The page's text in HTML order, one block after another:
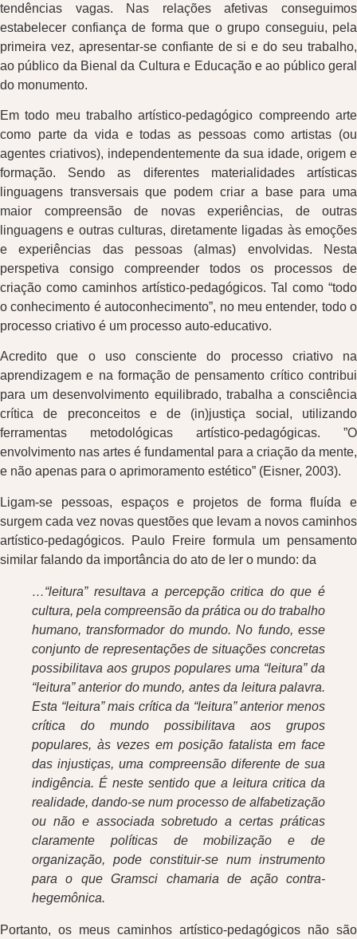
tendências vagas. Nas relações afetivas conseguimos
estabelecer confiança de forma que o grupo conseguiu, pela
primeira vez, apresentar-se confiante de si e do seu trabalho,
ao público da Bienal da Cultura e Educação e ao público geral
do monumento.
Em todo meu trabalho artístico-pedagógico compreendo arte
como parte da vida e todas as pessoas como artistas (ou
agentes criativos), independentemente da sua idade, origem e
formação. Sendo as diferentes materialidades artísticas
linguagens transversais que podem criar a base para uma
maior compreensão de novas experiências, de outras
linguagens e outras culturas, diretamente ligadas às emoções
e experiências das pessoas (almas) envolvidas. Nesta
perspetiva consigo compreender todos os processos de
criação como caminhos artístico-pedagógicos. Tal como “todo
o conhecimento é autoconhecimento”, no meu entender, todo o
processo criativo é um processo auto-educativo.
Acredito que o uso consciente do processo criativo na
aprendizagem e na formação de pensamento crítico contribui
para um desenvolvimento equilibrado, trabalha a consciência
crítica de preconceitos e de (in)justiça social, utilizando
ferramentas metodológicas artístico-pedagógicas. ”O
envolvimento nas artes é fundamental para a criação da mente,
e não apenas para o aprimoramento estético” (Eisner, 2003).
Ligam-se pessoas, espaços e projetos de forma fluída e
surgem cada vez novas questões que levam a novos caminhos
artístico-pedagógicos. Paulo Freire formula um pensamento
similar falando da importância do ato de ler o mundo: da
…“leitura” resultava a percepção critica do que é
cultura, pela compreensão da prática ou do trabalho
humano, transformador do mundo. No fundo, esse
conjunto de representações de situações concretas
possibilitava aos grupos populares uma “leitura” da
“leitura” anterior do mundo, antes da leitura palavra.
Esta “leitura” mais crítica da “leitura” anterior menos
crítica do mundo possibilitava aos grupos
populares, às vezes em posição fatalista em face
das injustiças, uma compreensão diferente de sua
indigência. É neste sentido que a leitura critica da
realidade, dando-se num processo de alfabetização
ou não e associada sobretudo a certas práticas
claramente políticas de mobilização e de
organização, pode constituir-se num instrumento
para o que Gramsci chamaria de ação contra-
hegemônica.
Portanto, os meus caminhos artístico-pedagógicos não são